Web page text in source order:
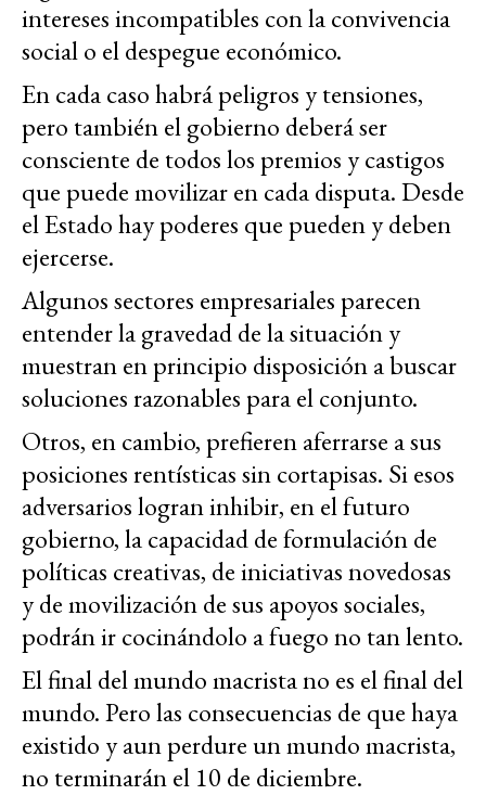
intereses incompatibles con la convivencia
social o el despegue económico.
En cada caso habrá peligros y tensiones,
pero también el gobierno deberá ser
consciente de todos los premios y castigos
que puede movilizar en cada disputa. Desde
el Estado hay poderes que pueden y deben
ejercerse.
Algunos sectores empresariales parecen
entender la gravedad de la situación y
muestran en principio disposición a buscar
soluciones razonables para el conjunto.
Otros, en cambio, prefieren aferrarse a sus
posiciones rentísticas sin cortapisas. Si esos
adversarios logran inhibir, en el futuro
gobierno, la capacidad de formulación de
políticas creativas, de iniciativas novedosas
y de movilización de sus apoyos sociales,
podrán ir cocinándolo a fuego no tan lento.
El final del mundo macrista no es el final del
mundo. Pero las consecuencias de que haya
existido y aun perdure un mundo macrista,
no terminarán el 10 de diciembre.